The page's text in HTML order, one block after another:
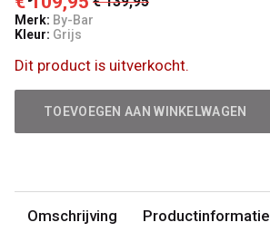
Merk: By-Bar
Kleur: Grijs
Dit product is uitverkocht.
TOEVOEGEN AAN WINKELWAGEN
Omschrijving Productinformatie